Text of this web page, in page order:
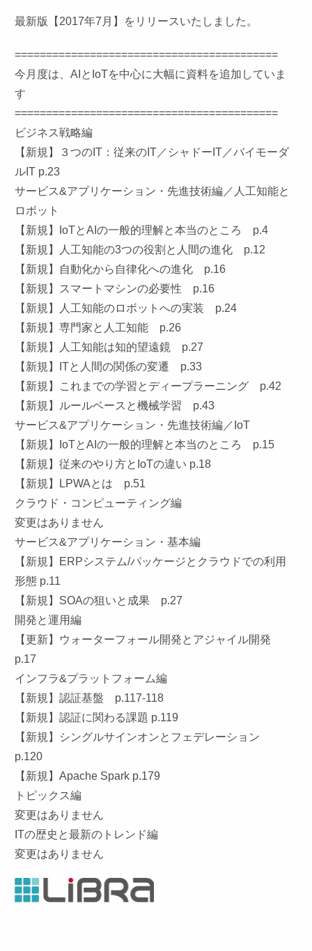
最新版【2017年7月】をリリースいたしました。
==========================================
今月度は、AIとIoTを中心に大幅に資料を追加していま
す
==========================================
ビジネス戦略編
【新規】３つのIT：従来のIT／シャドーIT／バイモーダ
ルIT p.23
サービス&アプリケーション・先進技術編／人工知能と
ロボット
【新規】IoTとAIの一般的理解と本当のところ p.4
【新規】人工知能の3つの役割と人間の進化 p.12
【新規】自動化から自律化への進化 p.16
【新規】スマートマシンの必要性 p.16
【新規】人工知能のロボットへの実装 p.24
【新規】専門家と人工知能 p.26
【新規】人工知能は知的望遠鏡 p.27
【新規】ITと人間の関係の変遷 p.33
【新規】これまでの学習とディープラーニング p.42
【新規】ルールベースと機械学習 p.43
サービス&アプリケーション・先進技術編／IoT
【新規】IoTとAIの一般的理解と本当のところ p.15
【新規】従来のやり方とIoTの違い p.18
【新規】LPWAとは p.51
クラウド・コンピューティング編
変更はありません
サービス&アプリケーション・基本編
【新規】ERPシステム/パッケージとクラウドでの利用
形態 p.11
【新規】SOAの狙いと成果 p.27
開発と運用編
【更新】ウォーターフォール開発とアジャイル開発
p.17
インフラ&プラットフォーム編
【新規】認証基盤 p.117-118
【新規】認証に関わる課題 p.119
【新規】シングルサインオンとフェデレーション
p.120
【新規】Apache Spark p.179
トピックス編
変更はありません
ITの歴史と最新のトレンド編
変更はありません